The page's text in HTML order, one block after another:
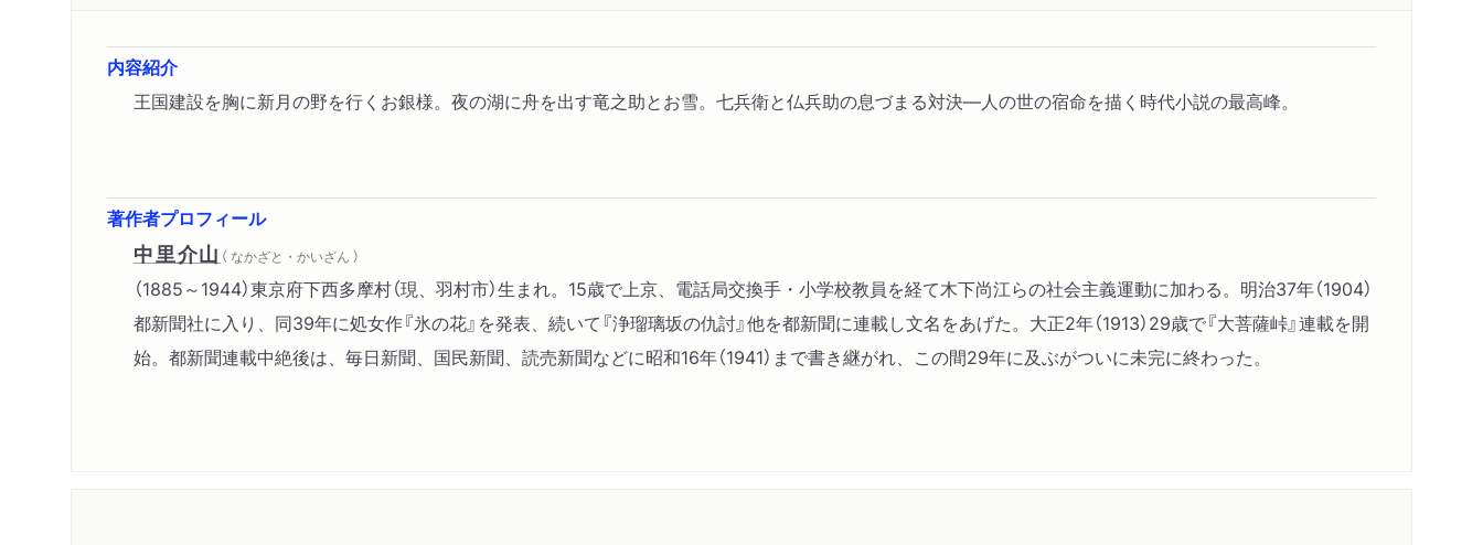
内容紹介
王国建設を胸に新月の野を行くお銀様。夜の湖に舟を出す竜之助とお雪。七兵衛と仏兵助の息づまる対決―人の世の宿命を描く時代小説の最高峰。
著作者プロフィール
中里介山 （ なかざと・かいざん ）
（1885～1944）東京府下西多摩村（現、羽村市）生まれ。15歳で上京、電話局交換手・小学校教員を経て木下尚江らの社会主義運動に加わる。明治37年（1904）
都新聞社に入り、同39年に処女作『氷の花』を発表、続いて『浄瑠璃坂の仇討』他を都新聞に連載し文名をあげた。大正2年（1913）29歳で『大菩薩峠』連載を開
始。都新聞連載中絶後は、毎日新聞、国民新聞、読売新聞などに昭和16年（1941）まで書き継がれ、この間29年に及ぶがついに未完に終わった。